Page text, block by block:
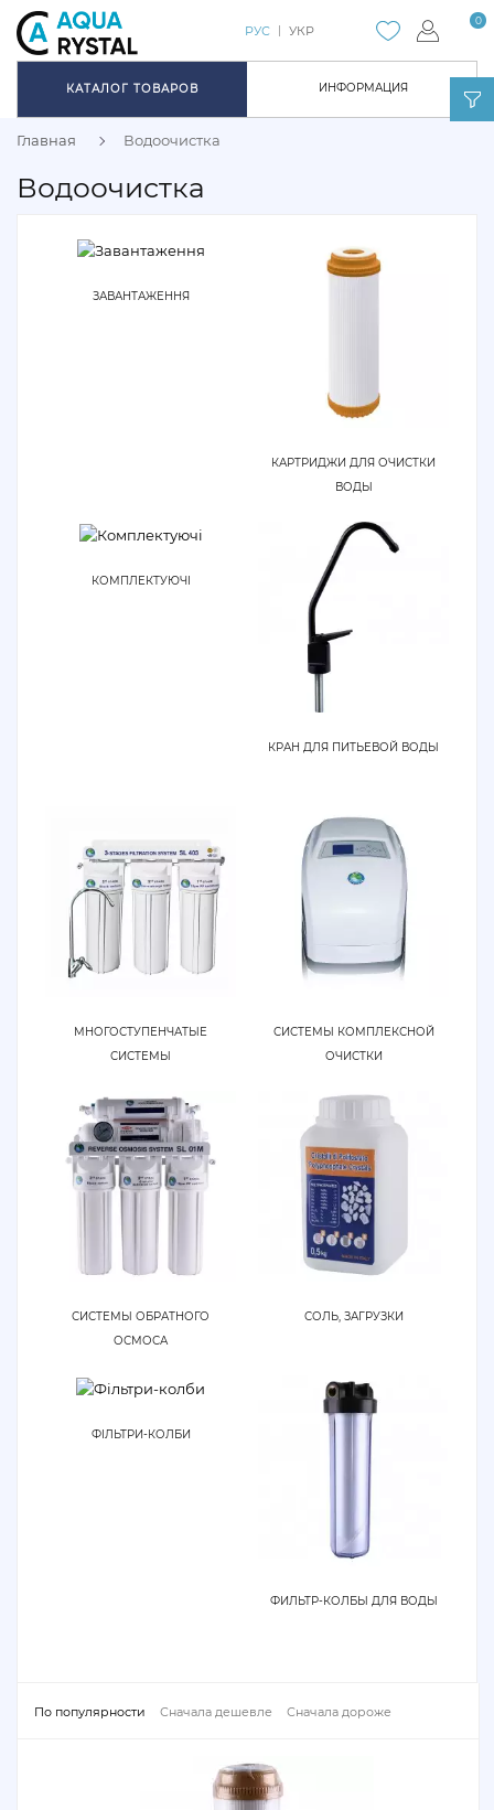
ИНФОРМАЦИЯ
0
РУС УКР
КАТАЛОГ ТОВАРОВ
Главная Водоочистка
Водоочистка
ЗАВАНТАЖЕННЯ
КАРТРИДЖИ ДЛЯ ОЧИСТКИ
ВОДЫ
КОМПЛЕКТУЮЧІ
КРАН ДЛЯ ПИТЬЕВОЙ ВОДЫ
МНОГОСТУПЕНЧАТЫЕ
СИСТЕМЫ
СИСТЕМЫ КОМПЛЕКСНОЙ
ОЧИСТКИ
СИСТЕМЫ ОБРАТНОГО
ОСМОСА
СОЛЬ, ЗАГРУЗКИ
ФІЛЬТРИ-КОЛБИ
ФИЛЬТР-КОЛБЫ ДЛЯ ВОДЫ
По популярности Сначала дешевле Сначала дороже